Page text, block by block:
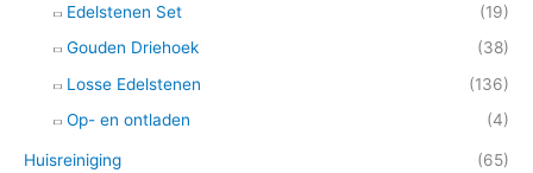
Edelstenen Set
(19)
Gouden Driehoek
(38)
Losse Edelstenen
(136)
Op- en ontladen
(4)
Huisreiniging (65)